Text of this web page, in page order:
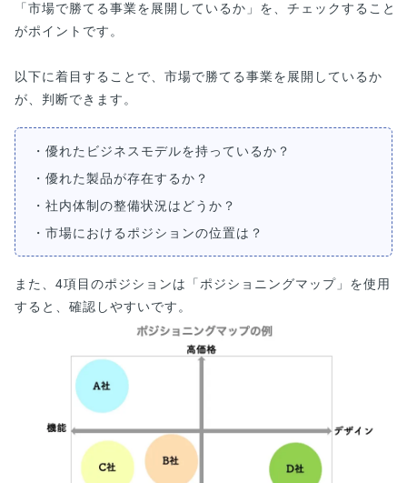
「市場で勝てる事業を展開しているか」を、チェックすること
がポイントです。
以下に着目することで、市場で勝てる事業を展開しているか
が、判断できます。
・優れたビジネスモデルを持っているか？
・優れた製品が存在するか？
・社内体制の整備状況はどうか？
・市場におけるポジションの位置は？
また、4項目のポジションは「ポジショニングマップ」を使用
すると、確認しやすいです。